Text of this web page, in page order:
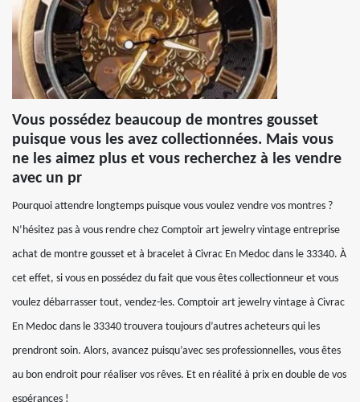
Vous possédez beaucoup de montres gousset
puisque vous les avez collectionnées. Mais vous
ne les aimez plus et vous recherchez à les vendre
avec un pr
Pourquoi attendre longtemps puisque vous voulez vendre vos montres ?
N’hésitez pas à vous rendre chez Comptoir art jewelry vintage entreprise
achat de montre gousset et à bracelet à Civrac En Medoc dans le 33340. À
cet effet, si vous en possédez du fait que vous êtes collectionneur et vous
voulez débarrasser tout, vendez-les. Comptoir art jewelry vintage à Civrac
En Medoc dans le 33340 trouvera toujours d’autres acheteurs qui les
prendront soin. Alors, avancez puisqu’avec ses professionnelles, vous êtes
au bon endroit pour réaliser vos rêves. Et en réalité à prix en double de vos
espérances !